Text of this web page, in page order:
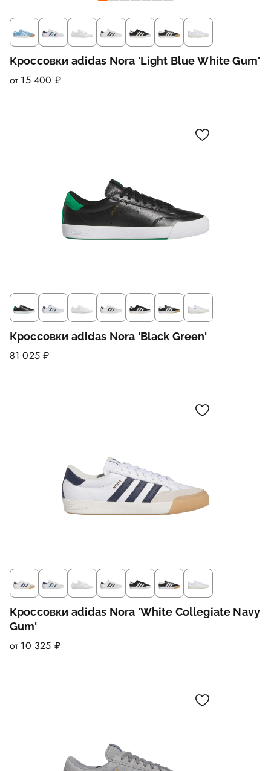
Кроссовки adidas Nora 'Light Blue White Gum'
от 15 400 ₽
Кроссовки adidas Nora 'Black Green'
81 025 ₽
Кроссовки adidas Nora 'White Collegiate Navy
Gum'
от 10 325 ₽